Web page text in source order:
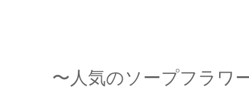
〜人気のソープフラワ